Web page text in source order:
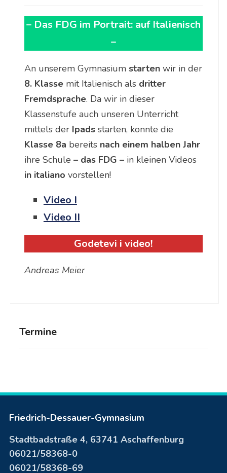
Termine
– Das FDG im Portrait: auf Italienisch
–
An unserem Gymnasium startenwir in der
8. Klassemit Italienisch als dritter
Fremdsprache. Da wir in dieser
Klassenstufe auch unseren Unterricht
mittels der Ipadsstarten, konnte die
Klasse 8a bereits nach einem halben Jahr
ihre Schule – das FDG –in kleinen Videos
in italiano vorstellen!
Video I
Video II
Godetevi i video!
Andreas Meier
Friedrich-Dessauer-Gymnasium
Stadtbadstraße 4, 63741 Aschaffenburg
06021/58368-0
06021/58368-69